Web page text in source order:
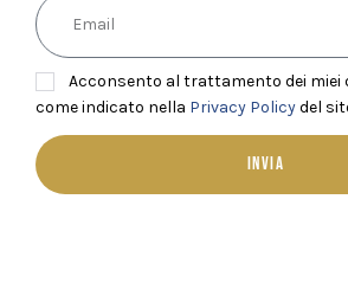
Acconsento al trattamento dei miei
come indicato nella Privacy Policydel
INVIA